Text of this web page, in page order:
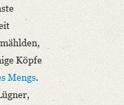
Köpfe
Mengs.